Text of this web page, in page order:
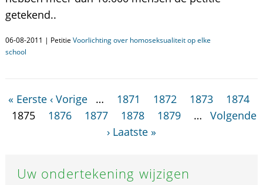
getekend..
06-08-2011 | Petitie Voorlichting over homoseksualiteit op elke
school
« Eerste ‹ Vorige … 1871 1872 1873
1874
1875
1876 1877 1878 1879 …
Volgende
› Laatste »
Uw ondertekening wijzigen